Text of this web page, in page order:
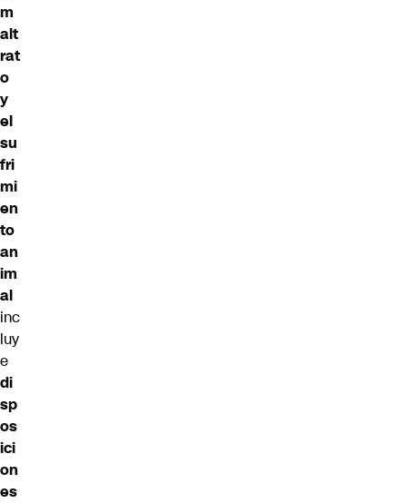
m
alt
rat
o
y
el
su
fri
mi
en
to
an
im
al
inc
luy
e
di
sp
os
ici
on
es